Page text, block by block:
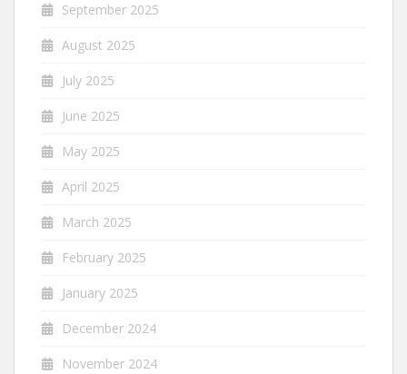
September 2025
August 2025
July 2025
June 2025
May 2025
April 2025
March 2025
February 2025
January 2025
December 2024
November 2024